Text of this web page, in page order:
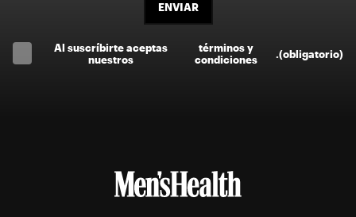
ENVIAR
Al suscríbirte aceptas
nuestros
términos y
condiciones
(obligatorio)